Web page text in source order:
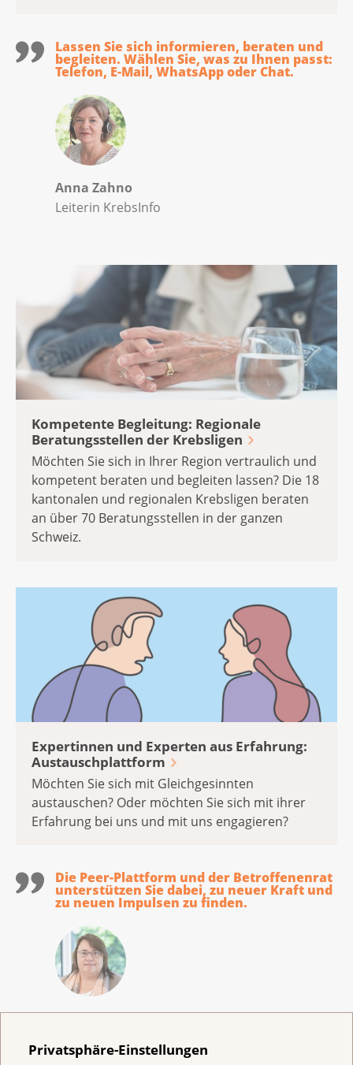
Privatsphäre-Einstellungen
Lassen Sie sich informieren, beraten und
begleiten. Wählen Sie, was zu Ihnen passt:
Telefon, E-Mail, WhatsApp oder Chat.
Anna Zahno
Leiterin KrebsInfo
Kompetente Begleitung: Regionale
Beratungsstellen der Krebsligen
Möchten Sie sich in Ihrer Region vertraulich und
kompetent beraten und begleiten lassen? Die 18
kantonalen und regionalen Krebsligen beraten
an über 70 Beratungsstellen in der ganzen
Schweiz.
Expertinnen und Experten aus Erfahrung:
Austauschplattform
Möchten Sie sich mit Gleichgesinnten
austauschen? Oder möchten Sie sich mit ihrer
Erfahrung bei uns und mit uns engagieren?
Die Peer-Plattform und der Betroffenenrat
unterstützen Sie dabei, zu neuer Kraft und
zu neuen Impulsen zu finden.
Erika Gardi
Betroffenenrat